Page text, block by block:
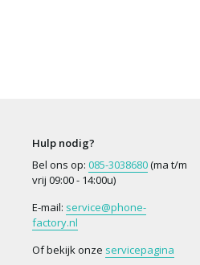
Hulp nodig?
Bel ons op: 085-3038680(ma t/m
vrij 09:00 - 14:00u)
E-mail: service@phone-
factory.nl
Of bekijk onze servicepagina